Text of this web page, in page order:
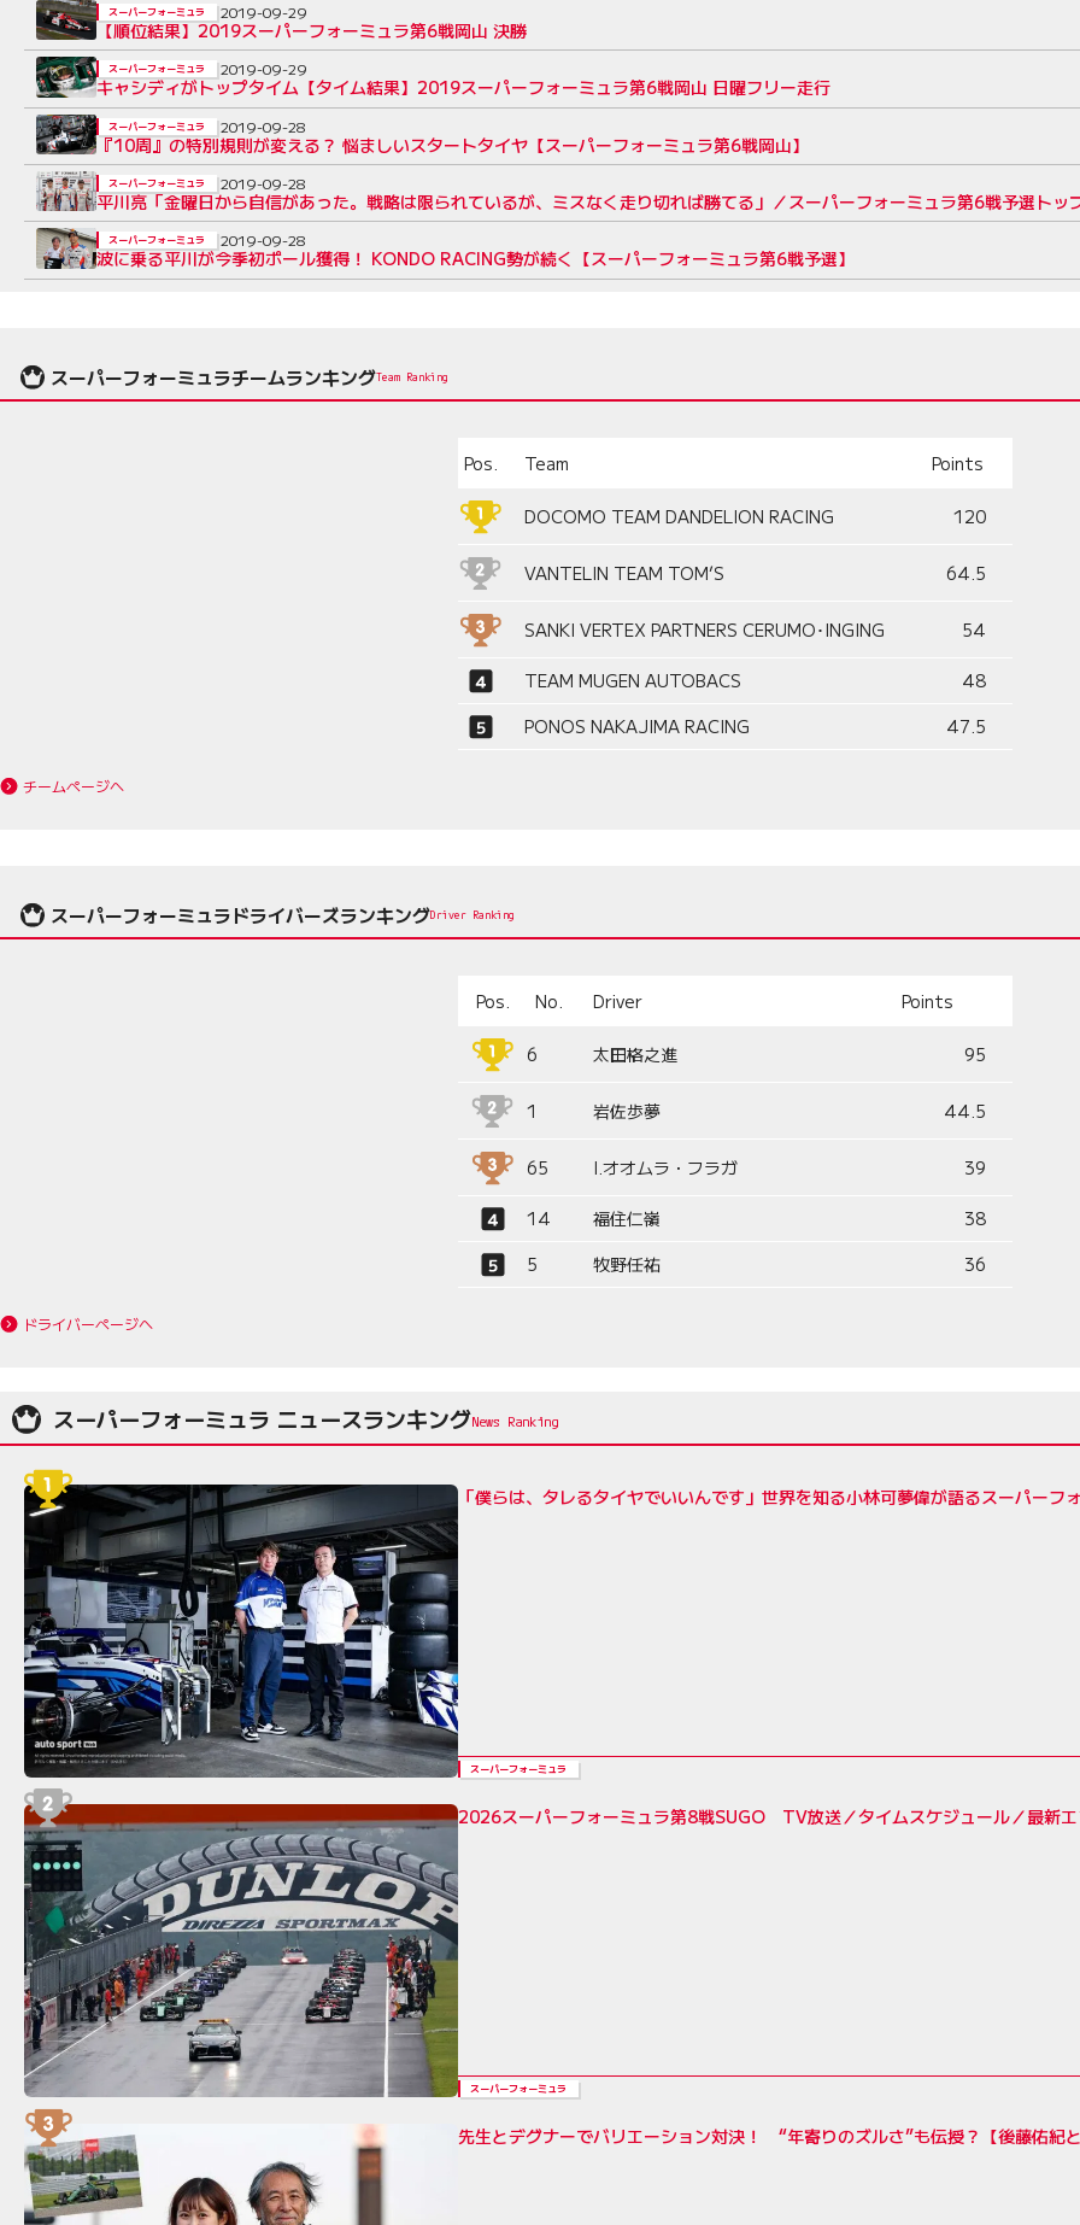
【順位結果】2019スーパーフォーミュラ第6戦岡山 決勝
スーパーフォーミュラ 2019-09-29
キャシディがトップタイム【タイム結果】2019スーパーフォーミュラ第6戦岡山 日曜フリー走行
スーパーフォーミュラ 2019-09-29
『10周』の特別規則が変える？ 悩ましいスタートタイヤ【スーパーフォーミュラ第6戦岡山】
スーパーフォーミュラ 2019-09-28
平川亮「金曜日から自信があった。戦略は限られているが、ミスなく走り切れば勝てる」／スーパーフォーミュラ第6戦予選トッ
スーパーフォーミュラ 2019-09-28
波に乗る平川が今季初ポール獲得！ KONDO RACING勢が続く【スーパーフォーミュラ第6戦予選】
スーパーフォーミュラ 2019-09-28
スーパーフォーミュラチームランキングTeam Ranking
Pos. Team Points
DOCOMO TEAM DANDELION RACING 120
VANTELIN TEAM TOM’S 64.5
SANKI VERTEX PARTNERS CERUMO･INGING 54
TEAM MUGEN AUTOBACS
48
PONOS NAKAJIMA RACING
47.5
チームページへ
スーパーフォーミュラドライバーズランキングDriver Ranking
Pos. No. Driver Points
6 太田格之進 95
1 岩佐歩夢 44.5
65 I.オオムラ・フラガ 39
14 福住仁嶺
38
5
牧野任祐 36
ドライバーページへ
スーパーフォーミュラ ニュースランキング
「僕らは、タレるタイヤでいいんです」世界を知る小林可夢偉が語るスーパーフ
スーパーフォーミュラ
2026スーパーフォーミュラ第8戦SUGO TV放送／タイムスケジュール／最新
スーパーフォーミュラ
先生とデグナーでバリエーション対決！ “年寄りのズルさ”も伝授？【後藤佑紀